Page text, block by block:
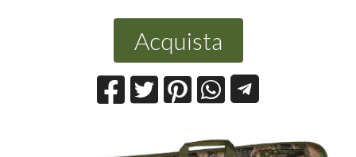
Acquista